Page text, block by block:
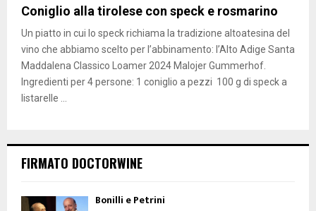
Coniglio alla tirolese con speck e rosmarino
Un piatto in cui lo speck richiama la tradizione altoatesina del
vino che abbiamo scelto per l’abbinamento: l’Alto Adige Santa
Maddalena Classico Loamer 2024 Malojer Gummerhof.
Ingredienti per 4 persone: 1 coniglio a pezzi 100 g di speck a
listarelle ...
FIRMATO DOCTORWINE
Bonilli e Petrini